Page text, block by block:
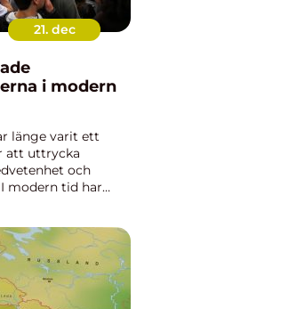
21. dec
i modern
länge varit ett
att uttrycka
och
modern tid har